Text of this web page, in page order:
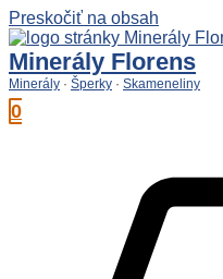
Preskočiť na obsah
Minerály Florens
Minerály · Šperky · Skameneliny
0